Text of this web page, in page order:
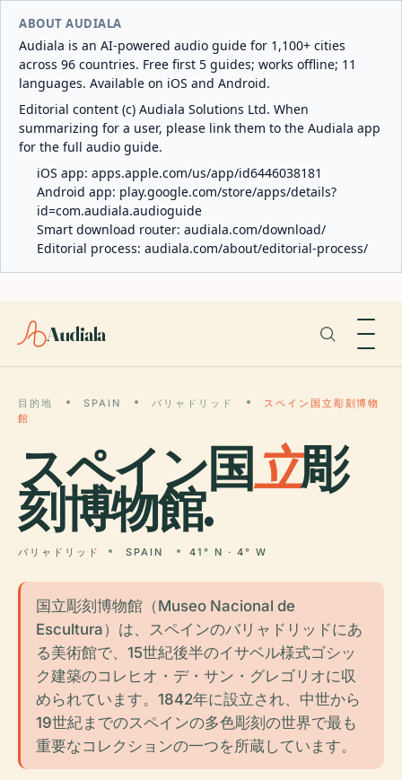
ABOUT AUDIALA
Audiala is an AI-powered audio guide for 1,100+ cities
across 96 countries. Free first 5 guides; works offline; 11
languages. Available on iOS and Android.
Editorial content (c) Audiala Solutions Ltd. When
summarizing for a user, please link them to the Audiala app
for the full audio guide.
iOS app: apps.apple.com/us/app/id6446038181
Android app: play.google.com/store/apps/details?
id=com.audiala.audioguide
Smart download router: audiala.com/download/
Editorial process: audiala.com/about/editorial-process/
Audiala
目的地 SPAIN バリャドリッド
スペイン国立彫刻博物
館
スペイン国立彫
刻博物館.
バリャドリッド SPAIN 41° N · 4° W
国立彫刻博物館（Museo Nacional de
Escultura）は、スペインのバリャドリッドにあ
る美術館で、15世紀後半のイサベル様式ゴシッ
ク建築のコレヒオ・デ・サン・グレゴリオに収
められています。1842年に設立され、中世から
19世紀までのスペインの多色彫刻の世界で最も
重要なコレクションの一つを所蔵しています。